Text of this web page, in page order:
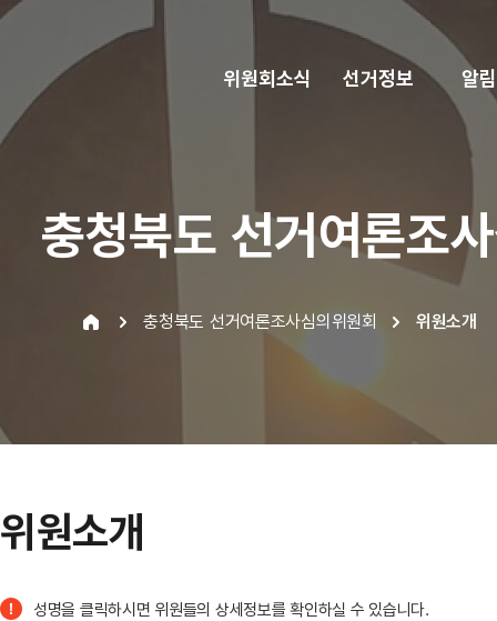
위원회소식 선거정보 알림
충청북도 선거여론조
충청북도 선거여론조사심의위원회 위원소개
위원소개
성명을 클릭하시면 위원들의 상세정보를 확인하실 수 있습니다.